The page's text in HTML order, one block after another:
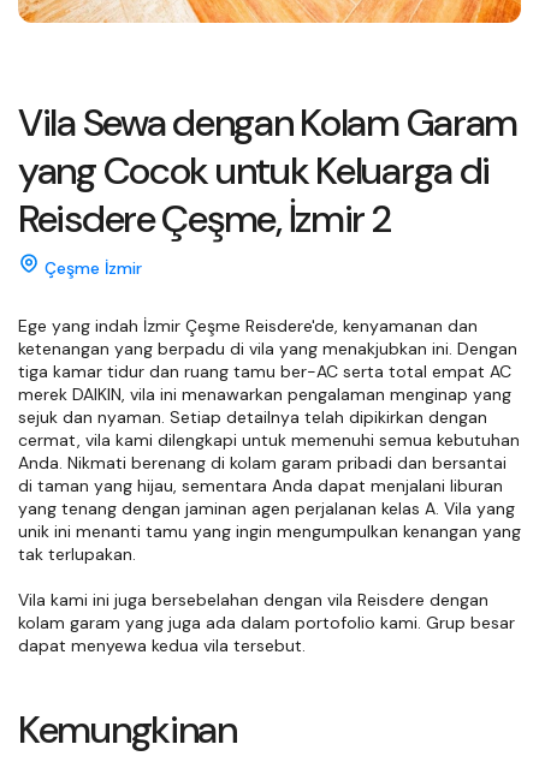
Vila Sewa dengan Kolam Garam
yang Cocok untuk Keluarga di
Reisdere Çeşme, İzmir 2
Çeşme İzmir
Ege yang indah İzmir Çeşme Reisdere'de, kenyamanan dan
ketenangan yang berpadu di vila yang menakjubkan ini. Dengan
tiga kamar tidur dan ruang tamu ber-AC serta total empat AC
merek DAIKIN, vila ini menawarkan pengalaman menginap yang
sejuk dan nyaman. Setiap detailnya telah dipikirkan dengan
cermat, vila kami dilengkapi untuk memenuhi semua kebutuhan
Anda. Nikmati berenang di kolam garam pribadi dan bersantai
di taman yang hijau, sementara Anda dapat menjalani liburan
yang tenang dengan jaminan agen perjalanan kelas A. Vila yang
unik ini menanti tamu yang ingin mengumpulkan kenangan yang
tak terlupakan.
Vila kami ini juga bersebelahan dengan vila Reisdere dengan
kolam garam yang juga ada dalam portofolio kami. Grup besar
dapat menyewa kedua vila tersebut.
Kemungkinan